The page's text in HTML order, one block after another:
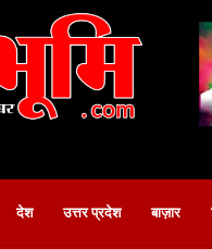
देश उत्तर प्रदेश बाज़ार